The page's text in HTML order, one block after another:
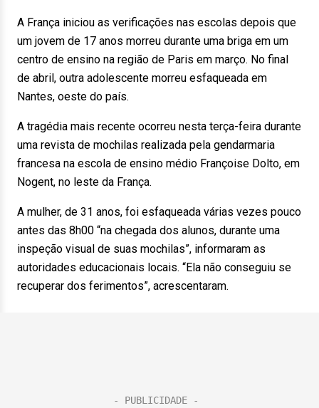
A França iniciou as verificações nas escolas depois que
um jovem de 17 anos morreu durante uma briga em um
centro de ensino na região de Paris em março. No final
de abril, outra adolescente morreu esfaqueada em
Nantes, oeste do país.
A tragédia mais recente ocorreu nesta terça-feira durante
uma revista de mochilas realizada pela gendarmaria
francesa na escola de ensino médio Françoise Dolto, em
Nogent, no leste da França.
A mulher, de 31 anos, foi esfaqueada várias vezes pouco
antes das 8h00 “na chegada dos alunos, durante uma
inspeção visual de suas mochilas”, informaram as
autoridades educacionais locais. “Ela não conseguiu se
recuperar dos ferimentos”, acrescentaram.